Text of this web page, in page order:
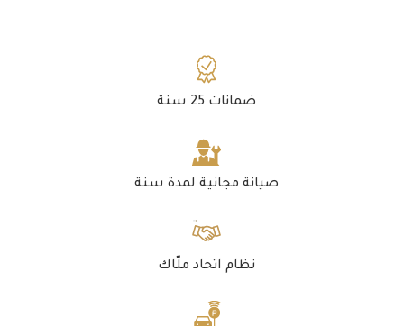
ضمانات 25 سنة
صيانة مجانية لمدة سنة
نظام اتحاد ملّاك